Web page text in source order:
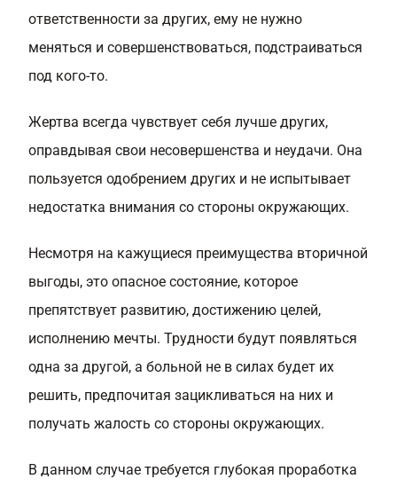
ответственности за других, ему не нужно
меняться и совершенствоваться, подстраиваться
под кого-то.
Жертва всегда чувствует себя лучше других,
оправдывая свои несовершенства и неудачи. Она
пользуется одобрением других и не испытывает
недостатка внимания со стороны окружающих.
Несмотря на кажущиеся преимущества вторичной
выгоды, это опасное состояние, которое
препятствует развитию, достижению целей,
исполнению мечты. Трудности будут появляться
одна за другой, а больной не в силах будет их
решить, предпочитая зацикливаться на них и
получать жалость со стороны окружающих.
В данном случае требуется глубокая проработка